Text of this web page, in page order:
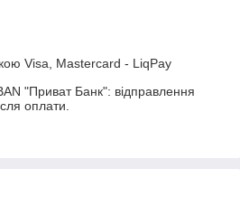
Visa, Mastercard - LiqPay
"Приват Банк": відправлення
оплати.